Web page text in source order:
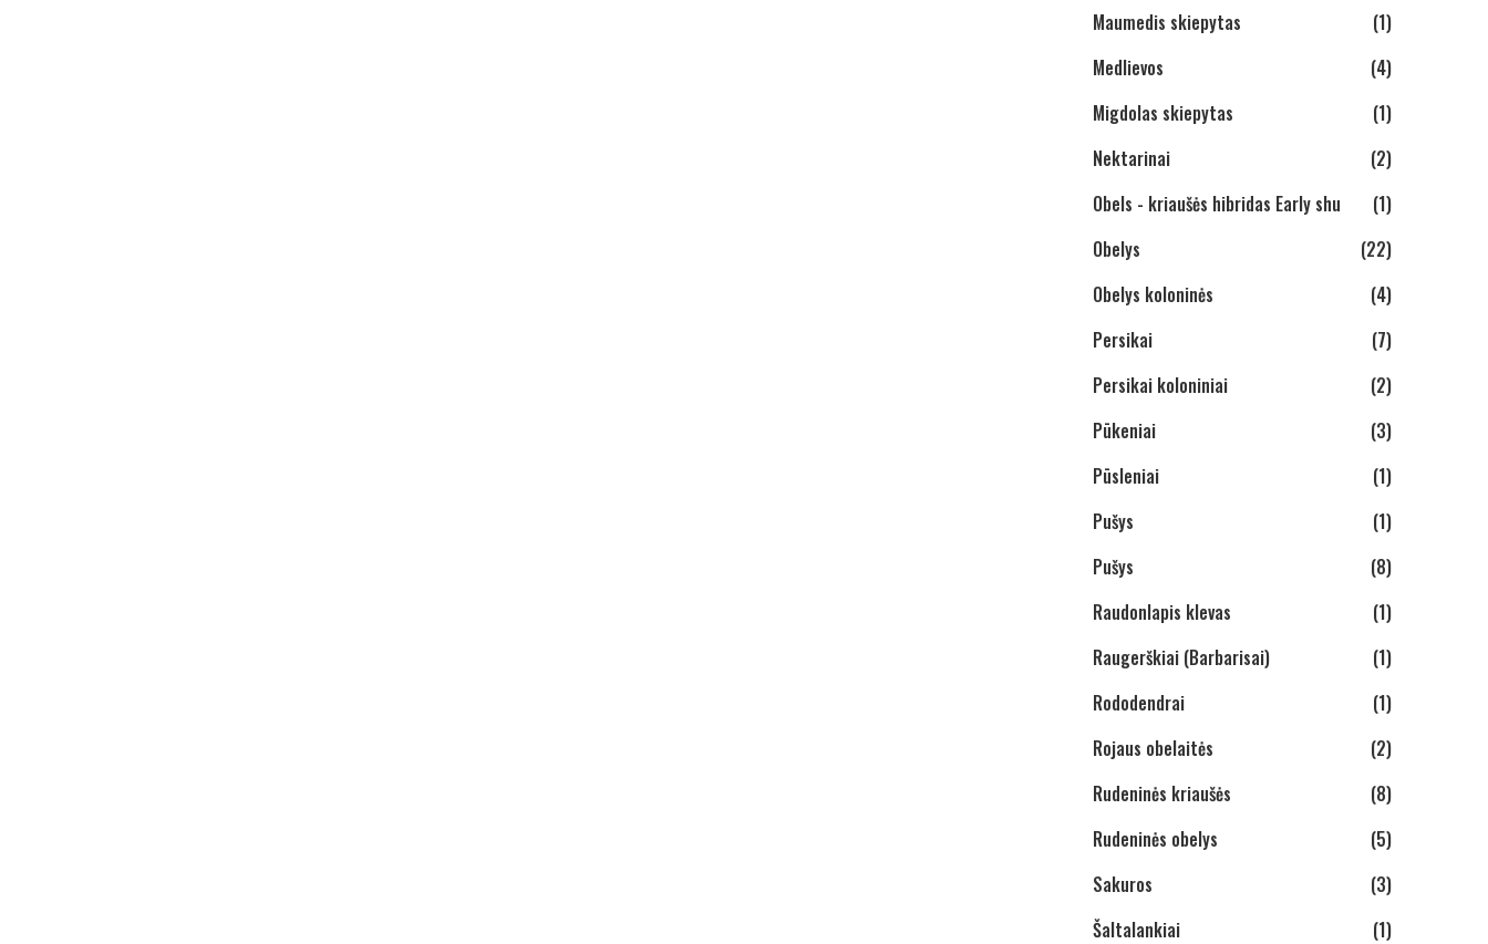
Maumedis skiepytas
(1)
Medlievos
(4)
Migdolas skiepytas
(1)
Nektarinai
(2)
Obels - kriaušės hibridas Early shu
(1)
Obelys
(22)
Obelys koloninės
(4)
Persikai
(7)
Persikai koloniniai
(2)
Pūkeniai
(3)
Pūsleniai
(1)
Pušys
(1)
Pušys
(8)
Raudonlapis klevas
(1)
Raugerškiai (Barbarisai)
(1)
Rododendrai
(1)
Rojaus obelaitės
(2)
Rudeninės kriaušės
(8)
Rudeninės obelys
(5)
Sakuros
(3)
Šaltalankiai
(1)